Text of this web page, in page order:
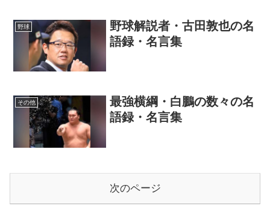
野球
野球解説者・古田敦也の名
語録・名言集
その他
最強横綱・白鵬の数々の名
語録・名言集
次のページ